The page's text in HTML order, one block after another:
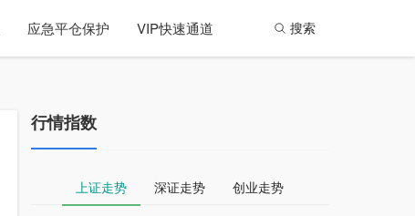
应急平仓保护 VIP快速通道 搜索
行情指数
上证走势 深证走势 创业走势